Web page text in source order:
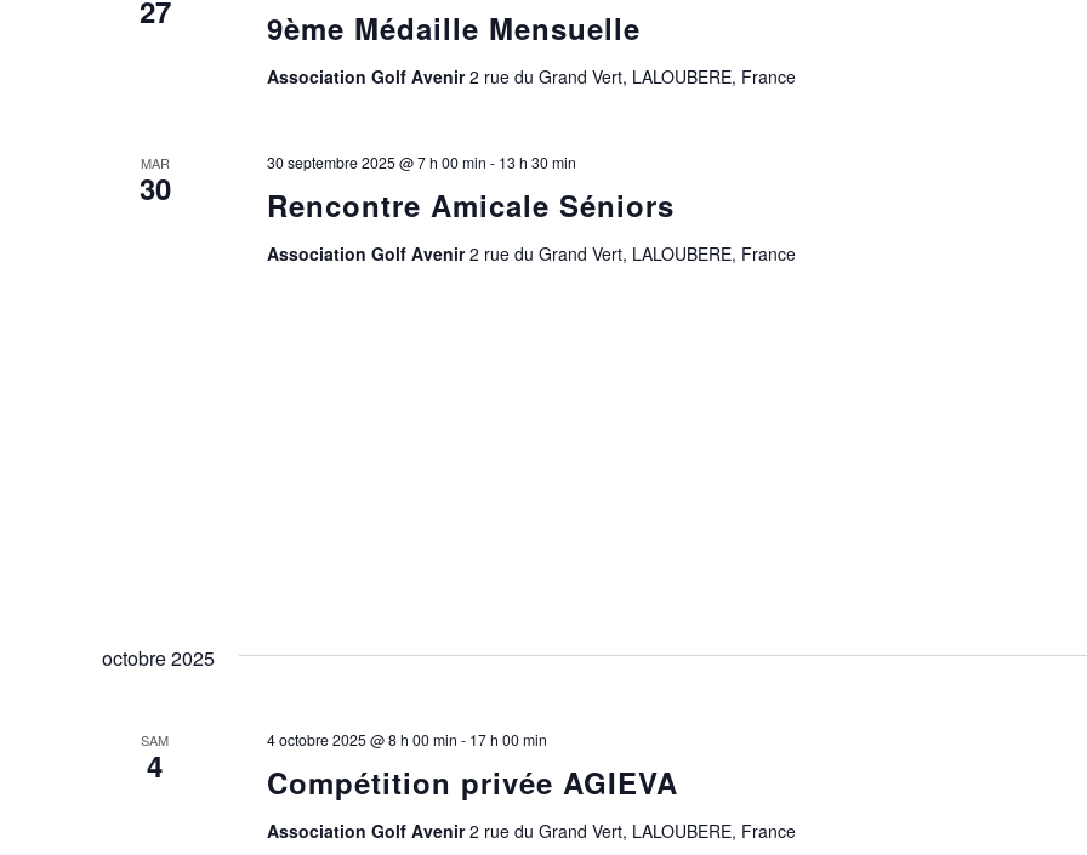
27 9ème Médaille Mensuelle
Association Golf Avenir2 rue du Grand Vert, LALOUBERE, France
MAR
30 Rencontre Amicale Séniors
30 septembre 2025 @ 7 h 00 min - 13 h 30 min
Association Golf Avenir2 rue du Grand Vert, LALOUBERE, France
octobre 2025
SAM
4 Compétition privée AGIEVA
4 octobre 2025 @ 8 h 00 min - 17 h 00 min
Association Golf Avenir2 rue du Grand Vert, LALOUBERE, France